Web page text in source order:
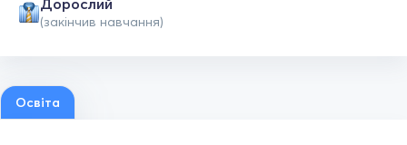
Дорослий
(закінчив навчання)
Освіта